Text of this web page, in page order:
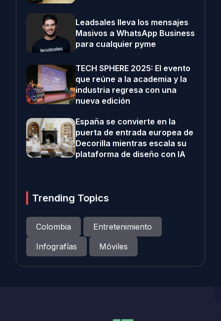
Leadsales lleva los mensajes
Masivos a WhatsApp Business
para cualquier pyme
TECH SPHERE 2025: El evento
que reúne a la academia y la
industria regresa con una
nueva edición
España se convierte en la
puerta de entrada europea de
Decorilla mientras escala su
plataforma de diseño con IA
Trending Topics
Colombia
Entretenimiento
Infografías
Móviles